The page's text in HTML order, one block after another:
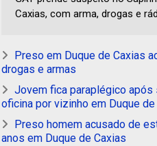
Caxias, com arma, drogas e
Preso em Duque de Caxias
drogas e armas
Jovem fica paraplégico após
oficina por vizinho em Duque de
Preso homem acusado de
anos em Duque de Caxias